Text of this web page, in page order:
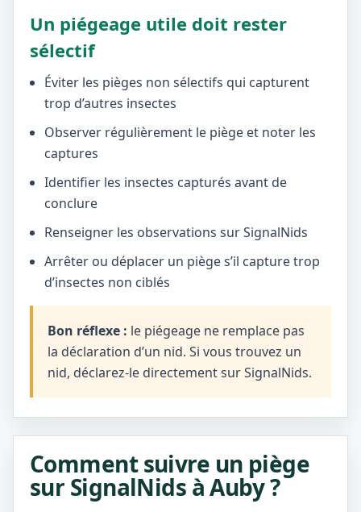
Un piégeage utile doit rester
sélectif
Éviter les pièges non sélectifs qui capturent
trop d’autres insectes
Observer régulièrement le piège et noter les
captures
Identifier les insectes capturés avant de
conclure
Renseigner les observations sur SignalNids
Arrêter ou déplacer un piège s’il capture trop
d’insectes non ciblés
Bon réflexe : le piégeage ne remplace pas
la déclaration d’un nid. Si vous trouvez un
nid, déclarez-le directement sur SignalNids.
Comment suivre un piège
sur SignalNids à Auby ?